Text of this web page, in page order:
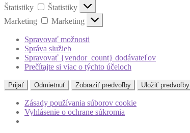
Štatistiky
Štatistiky
Marketing
Marketing
Spravovať možnosti
Správa služieb
Spravovať {vendor_count} dodávateľov
Prečítajte si viac o týchto účeloch
Prijať Odmietnuť Zobraziť predvoľby Uložiť predvoľby
Zásady používania súborov cookie
Vyhlásenie o ochrane súkromia